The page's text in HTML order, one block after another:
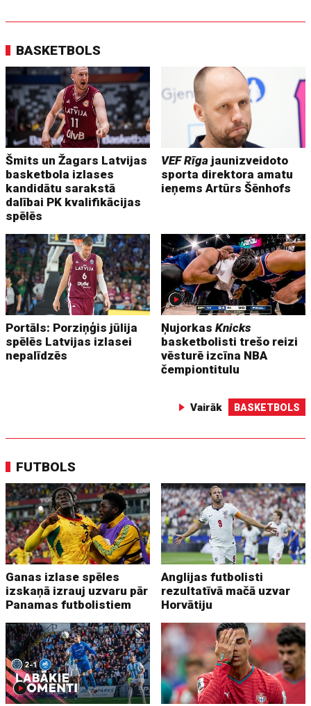
BASKETBOLS
Šmits un Žagars Latvijas
basketbola izlases
kandidātu sarakstā
dalībai PK kvalifikācijas
spēlēs
VEF Rīga jaunizveidoto
sporta direktora amatu
ieņems Artūrs Šēnhofs
Portāls: Porziņģis jūlija
spēlēs Latvijas izlasei
nepalīdzēs
ŅujorkasKnicks
basketbolisti trešo reizi
vēsturē izcīna NBA
čempiontitulu
Vairāk BASKETBOLS
FUTBOLS
Ganas izlase spēles
izskaņā izrauj uzvaru pār
Panamas futbolistiem
Anglijas futbolisti
rezultatīvā mačā uzvar
Horvātiju